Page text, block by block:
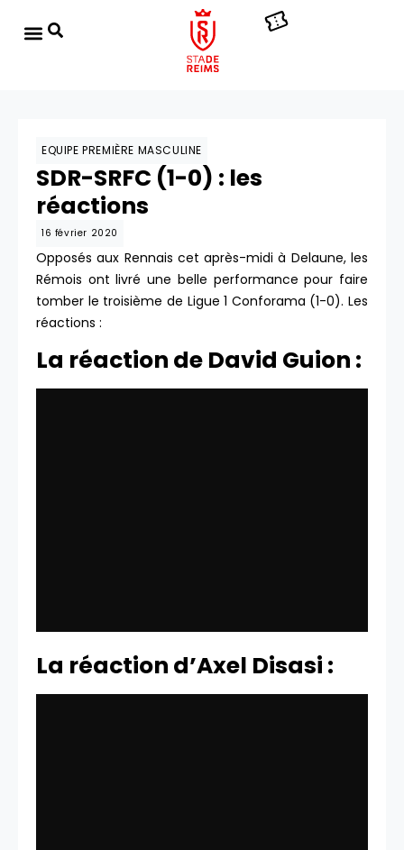
EQUIPE PREMIÈRE MASCULINE
SDR-SRFC (1-0) : les
réactions
16 février 2020
Opposés aux Rennais cet après-midi à Delaune, les
Rémois ont livré une belle performance pour faire
tomber le troisième de Ligue 1 Conforama (1-0). Les
réactions :
La réaction de David Guion :
La réaction d’Axel Disasi :